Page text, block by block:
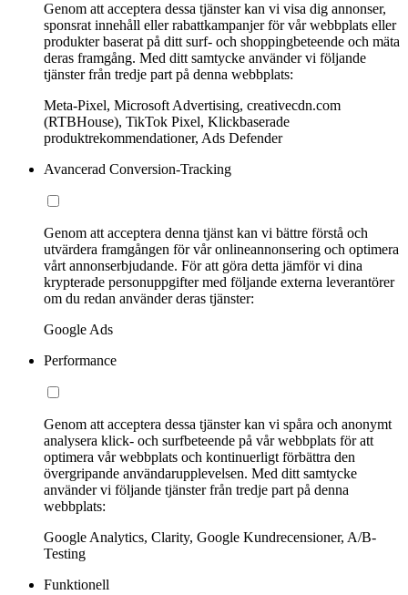
Genom att acceptera dessa tjänster kan vi visa dig annonser,
sponsrat innehåll eller rabattkampanjer för vår webbplats eller
produkter baserat på ditt surf- och shoppingbeteende och mäta
deras framgång. Med ditt samtycke använder vi följande
tjänster från tredje part på denna webbplats:
Meta-Pixel, Microsoft Advertising, creativecdn.com
(RTBHouse), TikTok Pixel, Klickbaserade
produktrekommendationer, Ads Defender
Avancerad Conversion-Tracking
Genom att acceptera denna tjänst kan vi bättre förstå och
utvärdera framgången för vår onlineannonsering och optimera
vårt annonserbjudande. För att göra detta jämför vi dina
krypterade personuppgifter med följande externa leverantörer
om du redan använder deras tjänster:
Google Ads
Performance
Genom att acceptera dessa tjänster kan vi spåra och anonymt
analysera klick- och surfbeteende på vår webbplats för att
optimera vår webbplats och kontinuerligt förbättra den
övergripande användarupplevelsen. Med ditt samtycke
använder vi följande tjänster från tredje part på denna
webbplats:
Google Analytics, Clarity, Google Kundrecensioner, A/B-
Testing
Funktionell